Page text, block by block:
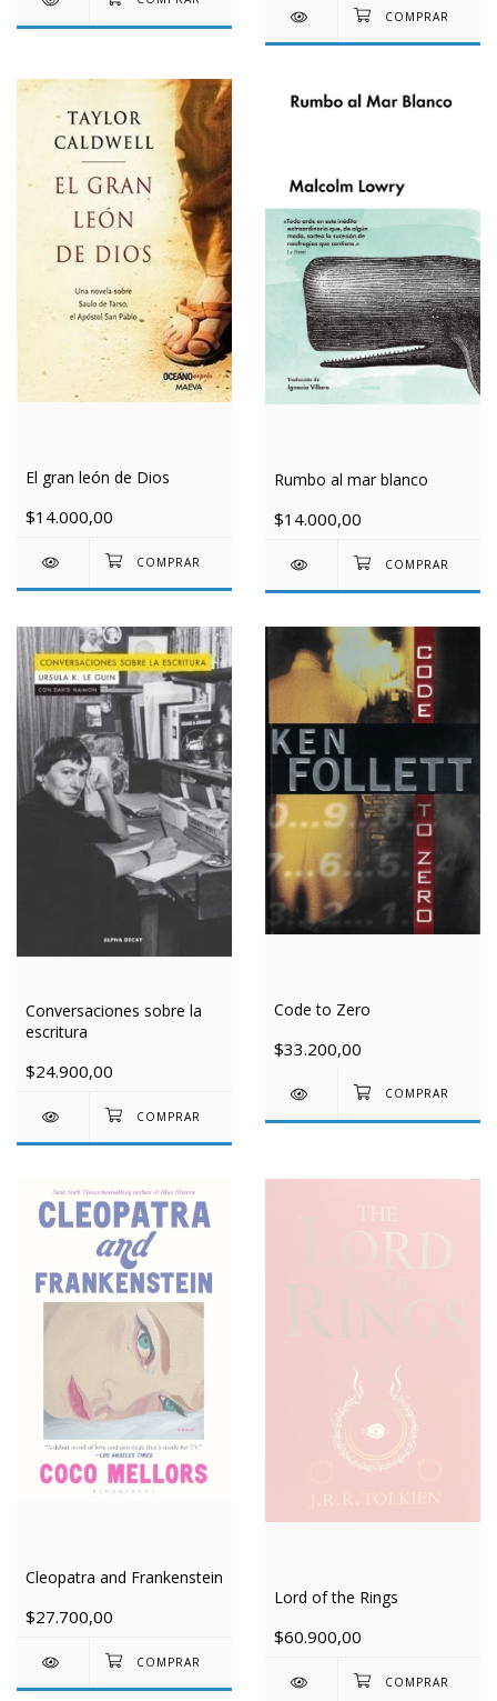
El gran león de Dios
$14.000,00
Rumbo al mar blanco
$14.000,00
Conversaciones sobre la
escritura
$24.900,00
Code to Zero
$33.200,00
Cleopatra and Frankenstein
$27.700,00
Lord of the Rings
$60.900,00